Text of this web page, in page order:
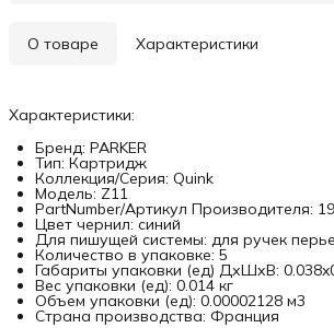
О товаре Характеристики
Характеристики:
Бренд: PARKER
Тип: Картридж
Коллекция/Серия: Quink
Модель: Z11
PartNumber/Артикул Производителя:
Цвет чернил: синий
Для пишущей системы: для ручек
Количество в упаковке: 5
Габариты упаковки (ед) ДхШхВ:
Вес упаковки (ед): 0.014 кг
Объем упаковки (ед): 0.00002128 м3
Страна производства: Франция